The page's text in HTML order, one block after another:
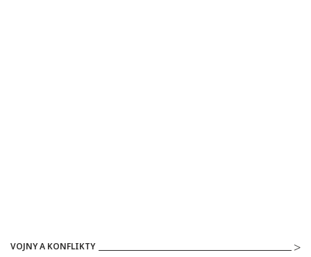
VOJNY A KONFLIKTY